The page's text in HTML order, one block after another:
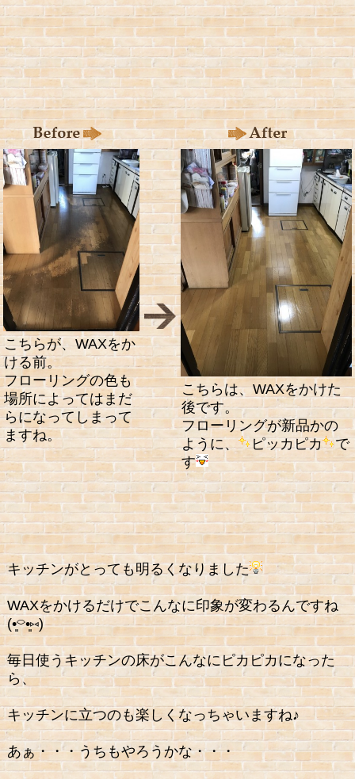
こちらが、WAXをか
ける前。
フローリングの色も
場所によってはまだ
らになってしまって
ますね。
こちらは、WAXをかけた
後です。
フローリングが新品かの
ように、
ピッカピカ
で
す
キッチンがとっても明るくなりました
WAXをかけるだけでこんなに印象が変わるんですね
(•͈⌔•͈⑅)
毎日使うキッチンの床がこんなにピカピカになった
ら、
キッチンに立つのも楽しくなっちゃいますね♪
あぁ・・・うちもやろうかな・・・